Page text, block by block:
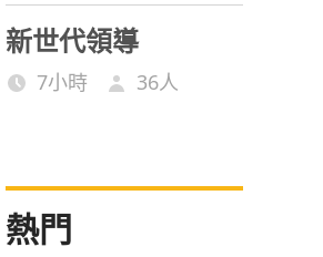
新世代領導
7小時 36人
熱門